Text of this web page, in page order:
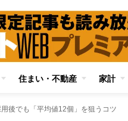
住まい・不動産 家計
後でも「平均値12個」を狙うコツ